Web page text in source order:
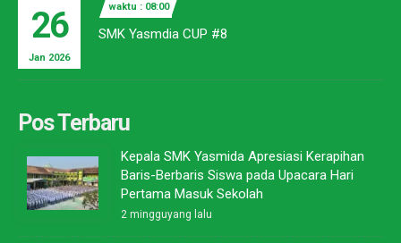
26
Jan 2026
waktu : 08:00
SMK Yasmdia CUP #8
Pos Terbaru
Kepala SMK Yasmida Apresiasi Kerapihan
Baris-Berbaris Siswa pada Upacara Hari
Pertama Masuk Sekolah
2 mingguyang lalu